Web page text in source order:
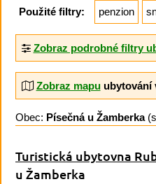
Použité filtry: penzion
Zobraz podrobné filtry
Zobraz mapuubytování
Obec: Písečná u Žamberka
Turistická ubytovna
u Žamberka